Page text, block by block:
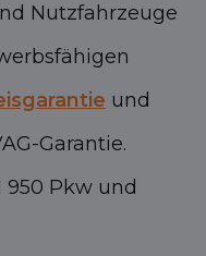
Nutzfahrzeuge
und
Garantie.
Pkw und